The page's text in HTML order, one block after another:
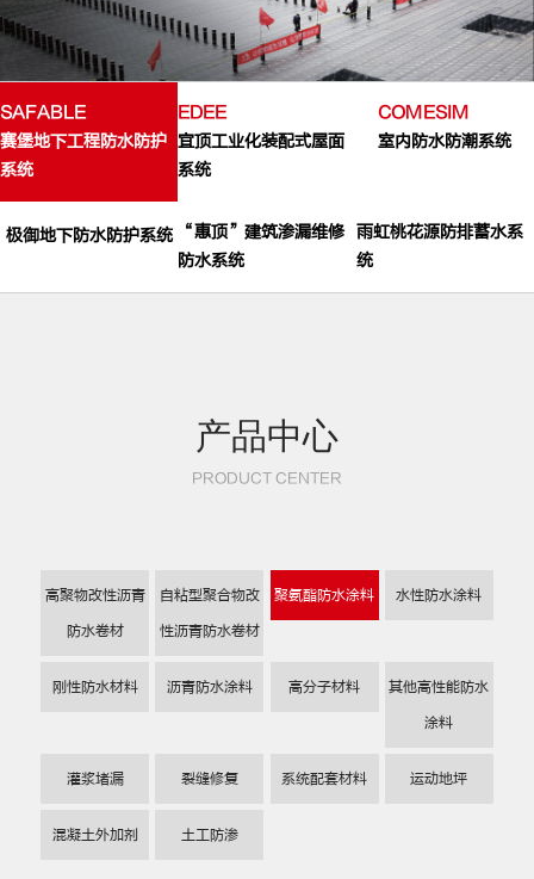
SAFABLE
赛堡地下工程防水防护
系统
EDEE
宜顶工业化装配式屋面
系统
COMESIM
室内防水防潮系统
极御地下防水防护系统
“惠顶”建筑渗漏维修
防水系统
雨虹桃花源防排蓄水系
统
产品中心
PRODUCT CENTER
高聚物改性沥青
防水卷材
自粘型聚合物改
性沥青防水卷材
聚氨酯防水涂料 水性防水涂料
刚性防水材料 沥青防水涂料 高分子材料 其他高性能防水
涂料
灌浆堵漏 裂缝修复 系统配套材料 运动地坪
混凝土外加剂 土工防渗